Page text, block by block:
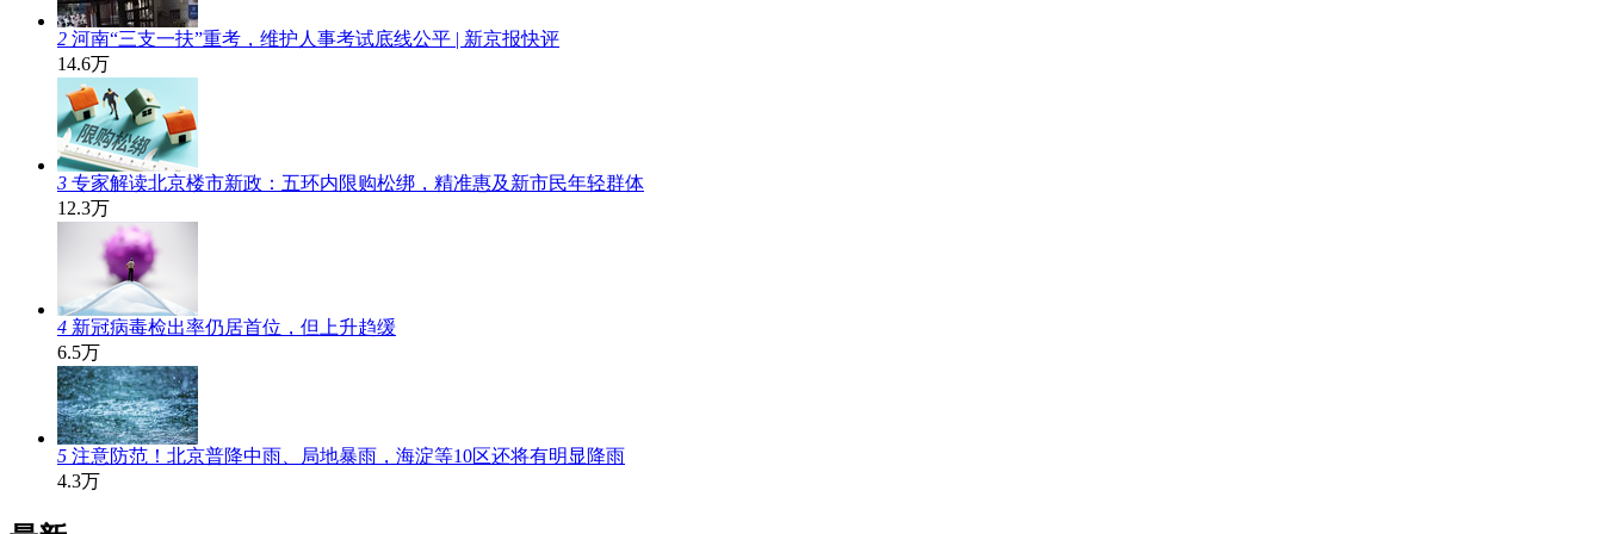
2 河南“三支一扶”重考，维护人事考试底线公平 | 新京报快评
14.6万
3 专家解读北京楼市新政：五环内限购松绑，精准惠及新市民年轻群体
12.3万
4 新冠病毒检出率仍居首位，但上升趋缓
6.5万
5 注意防范！北京普降中雨、局地暴雨，海淀等10区还将有明显降雨
4.3万